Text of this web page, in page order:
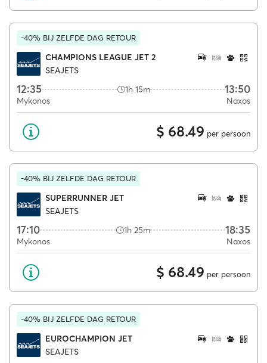
-40% BIJ ZELFDE DAG RETOUR
CHAMPIONS LEAGUE JET 2
SEAJETS
12:35 1h 15m 13:50
Mykonos Naxos
$ 68.49 per persoon
-40% BIJ ZELFDE DAG RETOUR
SUPERRUNNER JET
SEAJETS
17:10 1h 25m 18:35
Mykonos Naxos
$ 68.49 per persoon
-40% BIJ ZELFDE DAG RETOUR
EUROCHAMPION JET
SEAJETS